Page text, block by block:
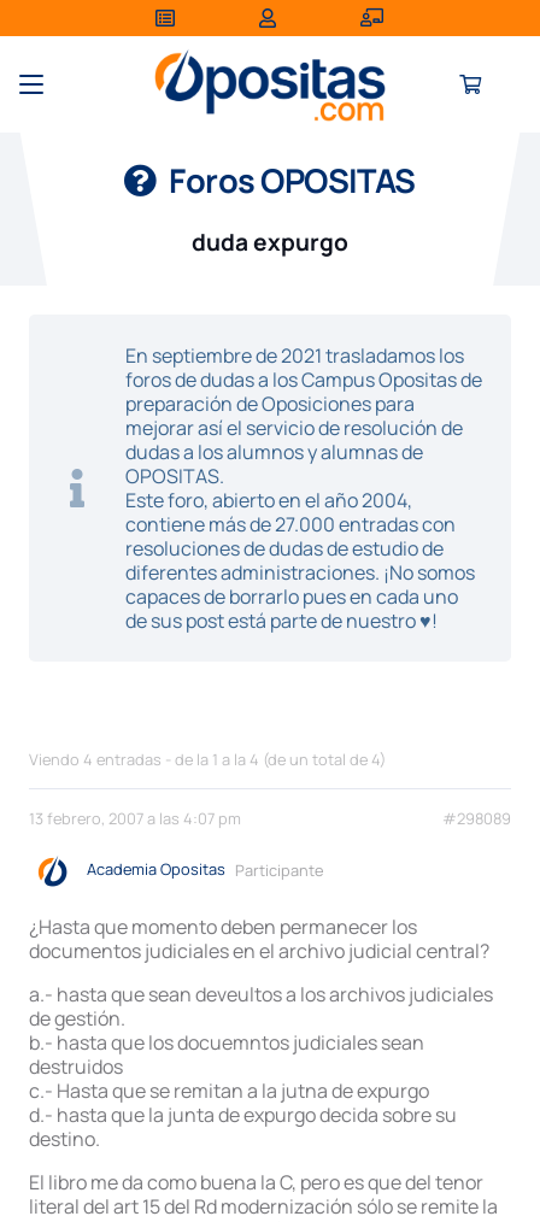
Foros OPOSITAS
duda expurgo
En septiembre de 2021 trasladamos los
foros de dudas a los Campus Opositas de
preparación de Oposiciones para
mejorar así el servicio de resolución de
dudas a los alumnos y alumnas de
OPOSITAS.
Este foro, abierto en el año 2004,
contiene más de 27.000 entradas con
resoluciones de dudas de estudio de
diferentes administraciones. ¡No somos
capaces de borrarlo pues en cada uno
de sus post está parte de nuestro ♥!
Viendo 4 entradas - de la 1 a la 4 (de un total de 4)
13 febrero, 2007 a las 4:07 pm #298089
Academia Opositas Participante
¿Hasta que momento deben permanecer los
documentos judiciales en el archivo judicial central?
a.- hasta que sean deveultos a los archivos judiciales
de gestión.
b.- hasta que los docuemntos judiciales sean
destruidos
c.- Hasta que se remitan a la jutna de expurgo
d.- hasta que la junta de expurgo decida sobre su
destino.
El libro me da como buena la C, pero es que del tenor
literal del art 15 del Rd modernización sólo se remite la